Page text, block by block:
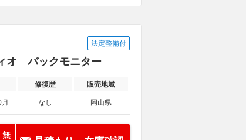
法定整備付
オ バックモニター
修復歴 販売地域
なし 岡山県
無